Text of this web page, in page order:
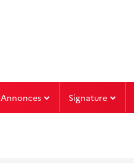
Annonces Signature